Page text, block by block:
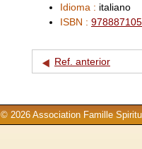
Idioma : italiano
ISBN :
Ref. anterior
© 2026 Association Famille